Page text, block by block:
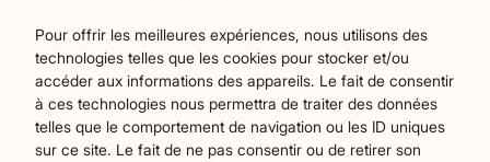
Pour offrir les meilleures expériences, nous utilisons des
technologies telles que les cookies pour stocker et/ou
accéder aux informations des appareils. Le fait de consentir
à ces technologies nous permettra de traiter des données
telles que le comportement de navigation ou les ID uniques
sur ce site. Le fait de ne pas consentir ou de retirer son
Agriculture18 Art et culture257 Associations 22
Bien-Etre 2 chronique7 Collectivités territoriales79
Commerces Divers Économie et emploi 61
Éducation94 Évènements373 Histoire et patrimoine175